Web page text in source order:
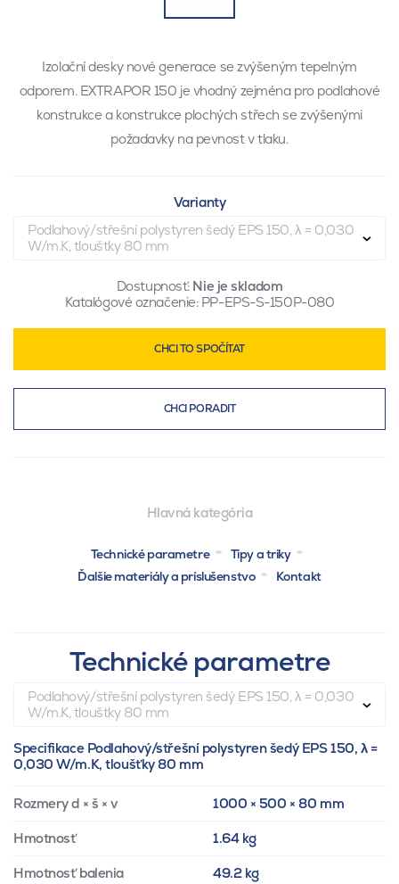
Izolační desky nové generace se zvýšeným tepelným
odporem. EXTRAPOR 150 je vhodný zejména pro podlahové
konstrukce a konstrukce plochých střech se zvýšenými
požadavky na pevnost v tlaku.
Varianty
Podlahový/střešní polystyren šedý EPS 150, λ = 0,030
W/m.K, tloušťky 80 mm
Dostupnosť: Nie je skladom
Katalógové označenie: PP-EPS-S-150P-080
CHCI TO SPOČÍTAT
CHCI PORADIT
Hlavná kategória
Technické parametre
Tipy a triky
Ďalšie materiály a príslušenstvo
Kontakt
Technické parametre
Podlahový/střešní polystyren šedý EPS 150, λ = 0,030
W/m.K, tloušťky 80 mm
Specifikace Podlahový/střešní polystyren šedý EPS 150, λ =
0,030 W/m.K, tloušťky 80 mm
Rozmery d × š × v 1000 × 500 × 80 mm
Hmotnosť 1.64 kg
Hmotnosť balenia 49.2 kg